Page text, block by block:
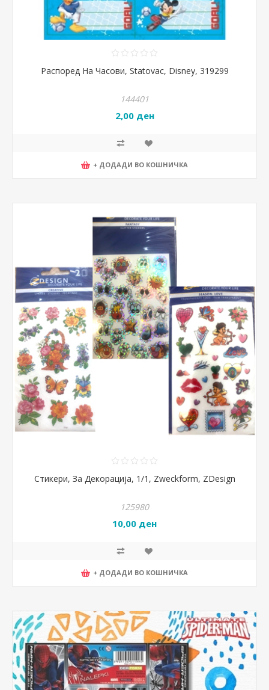
Распоред На Часови, Statovac, Disney, 319299
144401
2,00 ден
+ ДОДАДИ ВО КОШНИЧКА
Стикери, За Декорација, 1/1, Zweckform, ZDesign
125980
10,00 ден
+ ДОДАДИ ВО КОШНИЧКА